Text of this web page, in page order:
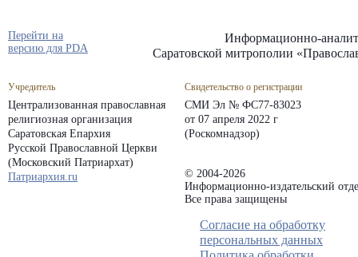
Информационно-
Саратовской митрополии
Учредитель
Централизованная православная
религиозная организация
Саратовская Епархия
Русской Православной Церкви
(Московский Патриархат)
Патриархия.ru
Свидетельство о регистрации
СМИ Эл № ФС77-83023
от 07 апреля 2022 г
(Роскомнадзор)
© 2004-2026
Информационно-издательский
Все права защищены
Согласие на обработку
персональных данных
Перейти на
версию для PDA